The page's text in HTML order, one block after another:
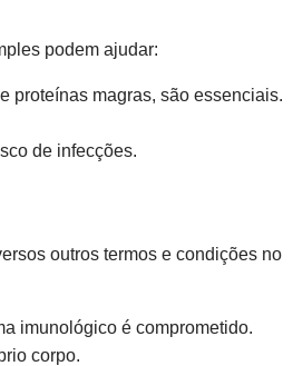
podem ajudar:
proteínas magras, são essenciais.
de infecções.
outros termos e condições no
imunológico é comprometido.
corpo.